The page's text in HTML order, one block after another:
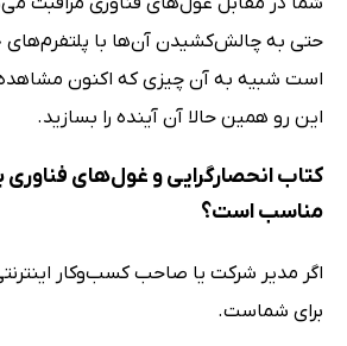
حتی به چالش‌کشیدن آن‌ها با
است شبیه به آن چیزی که اکنون مشاهده
این رو همین حالا آن آینده را بسازید.
کتاب انحصارگرایی و غول‌های فناوری
مناسب است؟
اگر مدیر شرکت یا صاحب کسب‌وکار
برای شماست.